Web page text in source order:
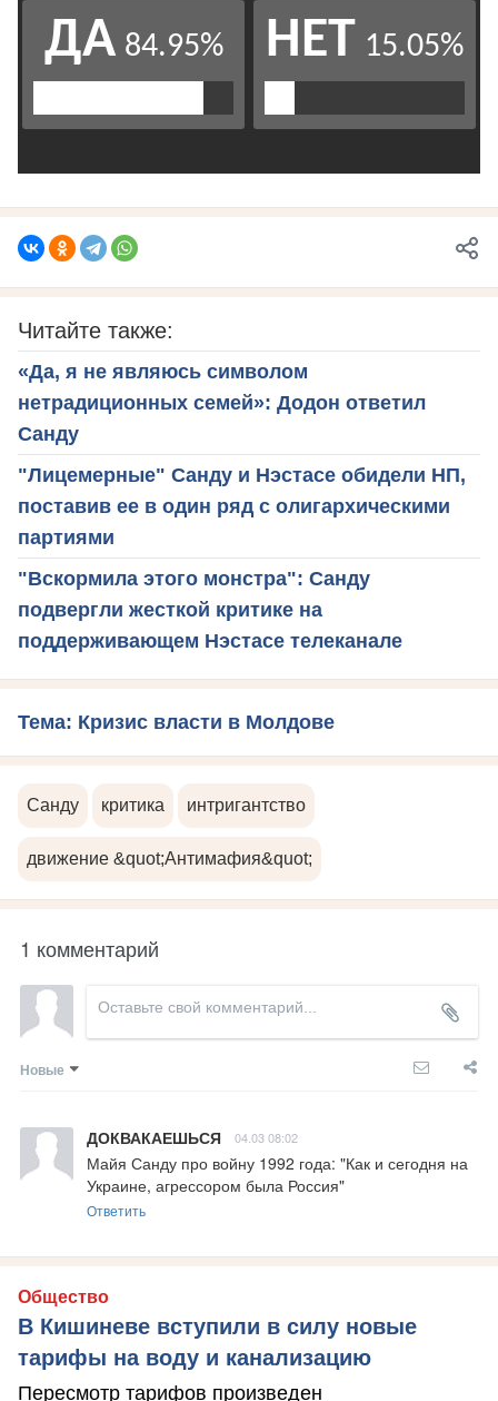
Читайте также:
«Да, я не являюсь символом
нетрадиционных семей»: Додон ответил
Санду
"Лицемерные" Санду и Нэстасе обидели НП,
поставив ее в один ряд с олигархическими
партиями
"Вскормила этого монстра": Санду
подвергли жесткой критике на
поддерживающем Нэстасе телеканале
Тема: Кризис власти в Молдове
Санду критика интригантство
движение &quot;Антимафия&quot;
1 комментарий
Новые
ДОКВАКАЕШЬСЯ 04.03 08:02
Майя Санду про войну 1992 года: "Как и сегодня на
Украине, агрессором была Россия"
Ответить
Общество
В Кишиневе вступили в силу новые
тарифы на воду и канализацию
Пересмотр тарифов произведен